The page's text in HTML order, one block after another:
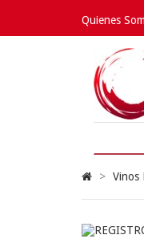
Quienes
> Vinos